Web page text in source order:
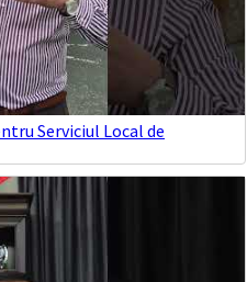
Serviciul Local de